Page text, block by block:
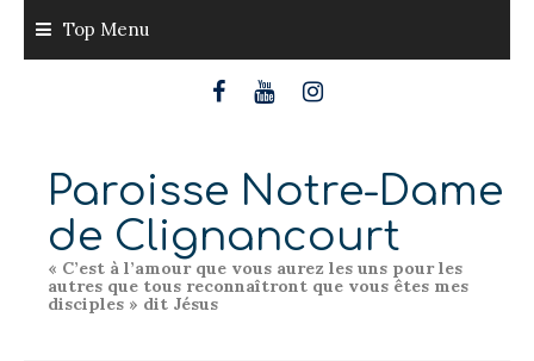
content
Top Menu
Paroisse Notre-Dame
de Clignancourt
« C’est à l’amour que vous aurez les uns pour les
autres que tous reconnaîtront que vous êtes mes
disciples » dit Jésus